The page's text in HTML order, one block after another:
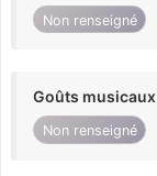
Non renseigné
Goûts musicaux
Non renseigné